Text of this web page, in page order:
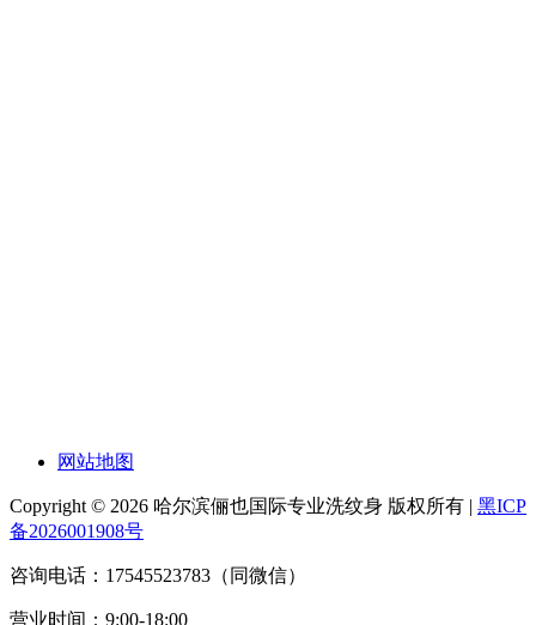
网站地图
Copyright © 2026 哈尔滨俪也国际专业洗纹身 版权所有 | 黑ICP
备2026001908号
咨询电话：17545523783（同微信）
营业时间：9:00-18:00